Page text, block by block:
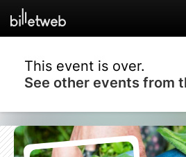
This event is over.
See other events from